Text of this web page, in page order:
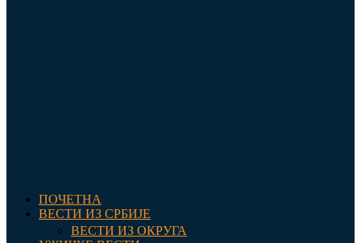
ПОЧЕТНА
ВЕСТИ ИЗ СРБИЈЕ
ВЕСТИ ИЗ ОКРУГА